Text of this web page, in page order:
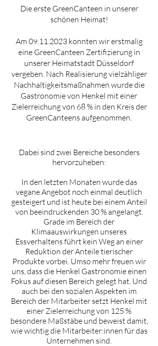
Die erste GreenCanteen in unserer
schönen Heimat!
Am 09.11.2023konnten wir erstmalig
eine GreenCanteen Zertifizierung in
unserer Heimatstadt Düsseldorf
vergeben. Nach Realisierung vielzähliger
Nachhaltigkeitsmaßnahmen wurde die
Gastronomie von Henkel mit einer
Zielerreichung von 68 % in den Kreis der
GreenCanteens aufgenommen.
Dabei sind zwei Bereiche besonders
hervorzuheben:
In den letzten Monaten wurde das
vegane Angebot noch einmal deutlich
gesteigert und ist heute bei einem Anteil
von beeindruckenden 30 % angelangt.
Grade im Bereich der
Klimaauswirkungen unseres
Essverhaltens führt kein Weg an einer
Reduktion der Anteile tierischer
Produkte vorbei. Umso mehr freuen wir
uns, dass die Henkel Gastronomie einen
Fokus auf diesen Bereich gelegt hat. Und
auch bei den sozialen Aspekten im
Bereich der Mitarbeiter setzt Henkel mit
einer Zielerreichung von 125 %
besondere Maßstäbe und beweist damit,
wie wichtig die Mitarbeiter:innen für das
Unternehmen sind.